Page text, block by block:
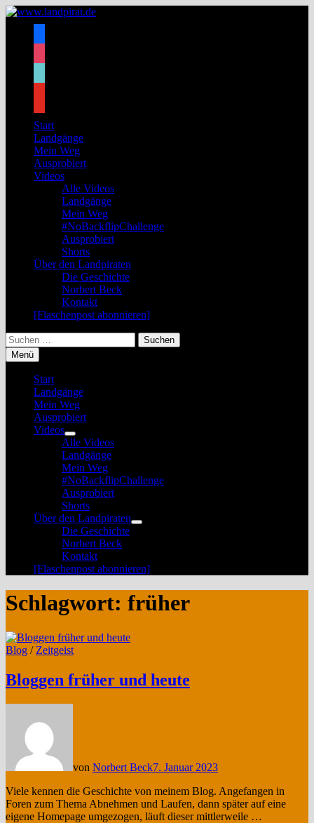
Zum
Start
Landgänge
Mein Weg
Ausprobiert
Videos
Alle Videos
Landgänge
Mein Weg
#NoBackflipChallenge
Ausprobiert
Shorts
Über den Landpiraten
Die Geschichte
Norbert Beck
Kontakt
[Flaschenpost abonnieren]
Suchen
nach:
Menü
Start
Landgänge
Mein Weg
Ausprobiert
Videos
Untermenü
anzeigen
Alle Videos
Landgänge
Mein Weg
#NoBackflipChallenge
Ausprobiert
Shorts
Über den Landpiraten
Untermenü
Die Geschichte
Norbert Beck
Kontakt
[Flaschenpost abonnieren]
Schlagwort: früher
Blog / Zeitgeist
Bloggen früher und heute
von Norbert Beck7. Januar 2023
Viele kennen die Geschichte von meinem Blog. Angefangen in
Foren zum Thema Abnehmen und Laufen, dann später auf eine
eigene Homepage umgezogen, läuft dieser mittlerweile …